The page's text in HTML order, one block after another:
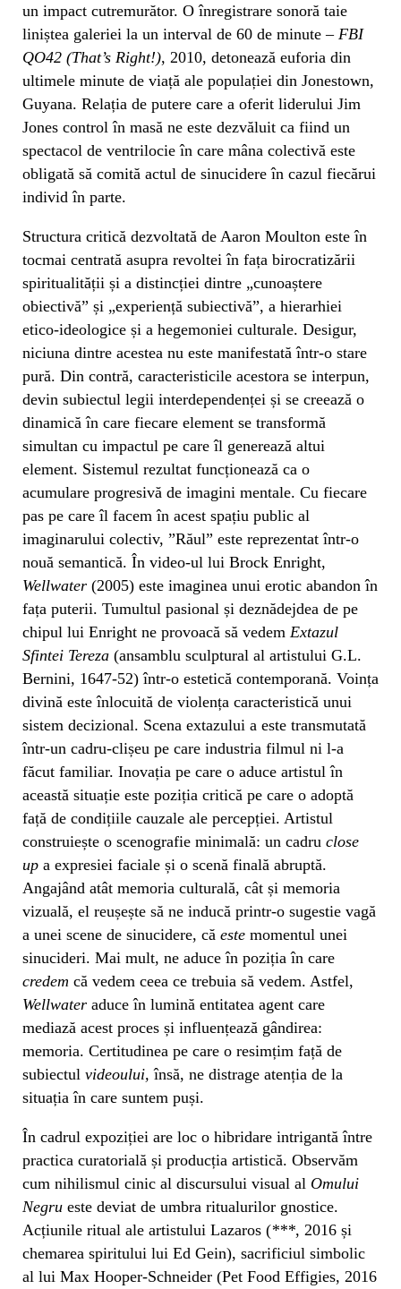
un impact cutremurător. O înregistrare sonoră taie
liniștea galeriei la un interval de 60 de minute – FBI
QO42 (That’s Right!), 2010, detonează euforia din
ultimele minute de viață ale populației din Jonestown,
Guyana. Relația de putere care a oferit liderului Jim
Jones control în masă ne este dezvăluit ca fiind un
spectacol de ventrilocie în care mâna colectivă este
obligată să comită actul de sinucidere în cazul fiecărui
individ în parte.
Structura critică dezvoltată de Aaron Moulton este în
tocmai centrată asupra revoltei în fața birocratizării
spiritualității și a distincției dintre „cunoaștere
obiectivă” și „experiență subiectivă”, a hierarhiei
etico-ideologice și a hegemoniei culturale. Desigur,
niciuna dintre acestea nu este manifestată într-o stare
pură. Din contră, caracteristicile acestora se interpun,
devin subiectul legii interdependenței și se creează o
dinamică în care fiecare element se transformă
simultan cu impactul pe care îl generează altui
element. Sistemul rezultat funcționează ca o
acumulare progresivă de imagini mentale. Cu fiecare
pas pe care îl facem în acest spațiu public al
imaginarului colectiv, ”Răul” este reprezentat într-o
nouă semantică. În video-ul lui Brock Enright,
Wellwater (2005) este imaginea unui erotic abandon în
fața puterii. Tumultul pasional și deznădejdea de pe
chipul lui Enright ne provoacă să vedem Extazul
Sfintei Tereza (ansamblu sculptural al artistului G.L.
Bernini, 1647-52) într-o estetică contemporană. Voința
divină este înlocuită de violența caracteristică unui
sistem decizional. Scena extazului a este transmutată
într-un cadru-clișeu pe care industria filmul ni l-a
făcut familiar. Inovația pe care o aduce artistul în
această situație este poziția critică pe care o adoptă
față de condițiile cauzale ale percepției. Artistul
construiește o scenografie minimală: un cadru close
up a expresiei faciale și o scenă finală abruptă.
Angajând atât memoria culturală, cât și memoria
vizuală, el reușește să ne inducă printr-o sugestie vagă
a unei scene de sinucidere, că este momentul unei
sinucideri. Mai mult, ne aduce în poziția în care
credem că vedem ceea ce trebuia să vedem. Astfel,
Wellwater aduce în lumină entitatea agent care
mediază acest proces și influențează gândirea:
memoria. Certitudinea pe care o resimțim față de
subiectul videoului,însă, ne distrage atenția de la
situația în care suntem puși.
În cadrul expoziției are loc o hibridare intrigantă între
practica curatorială și producția artistică. Observăm
cum nihilismul cinic al discursului visual al Omului
Negru este deviat de umbra ritualurilor gnostice.
Acțiunile ritual ale artistului Lazaros (***, 2016 și
chemarea spiritului lui Ed Gein), sacrificiul simbolic
al lui Max Hooper-Schneider (Pet Food Effigies, 2016